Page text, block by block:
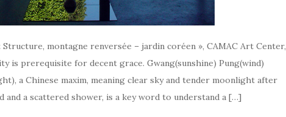
montagne renversée – jardin coréen », CAMAC Art Center,
is prerequisite for decent grace. Gwang(sunshine) Pung(wind)
a Chinese maxim, meaning clear sky and tender moonlight after
and a scattered shower, is a key word to understand a […]